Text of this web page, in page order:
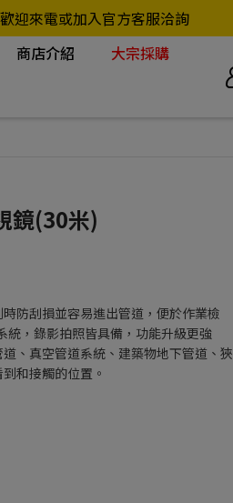
迎來電或加入官方客服洽詢
商店介紹
大宗採購
鏡(30米)
防刮損並容易進出管道，便於作業檢
統，錄影拍照皆具備，功能升級更強
、真空管道系統、建築物地下管道、狹
和接觸的位置。